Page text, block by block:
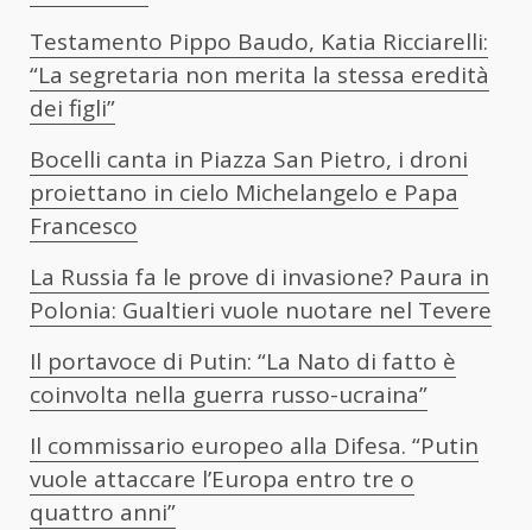
Testamento Pippo Baudo, Katia Ricciarelli:
“La segretaria non merita la stessa eredità
dei figli”
Bocelli canta in Piazza San Pietro, i droni
proiettano in cielo Michelangelo e Papa
Francesco
La Russia fa le prove di invasione? Paura in
Polonia: Gualtieri vuole nuotare nel Tevere
Il portavoce di Putin: “La Nato di fatto è
coinvolta nella guerra russo-ucraina”
Il commissario europeo alla Difesa. “Putin
vuole attaccare l’Europa entro tre o
quattro anni”